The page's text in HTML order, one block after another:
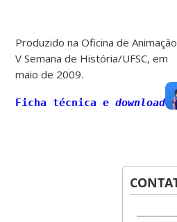
Produzido na Oficina de
V Semana de História/UFSC, em
maio de 2009.
Ficha técnica edownload